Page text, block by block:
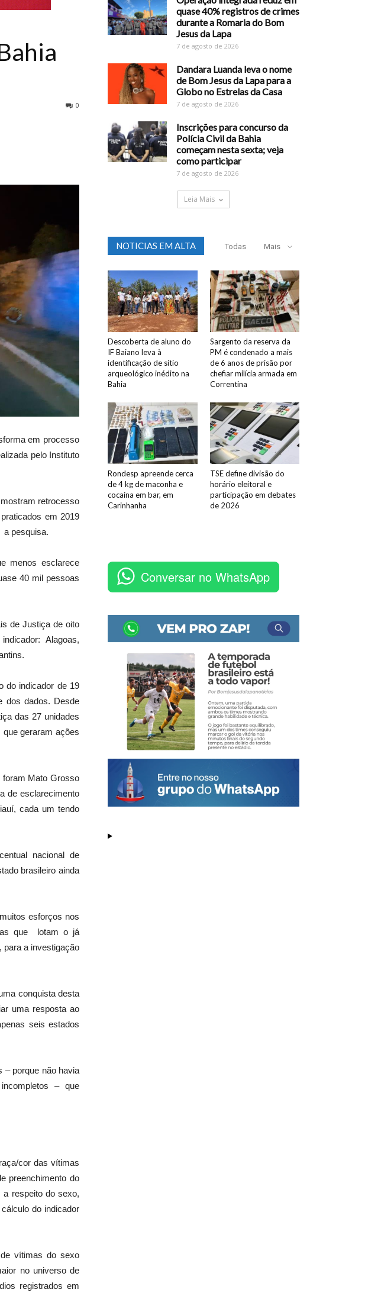
0
em processo
pelo Instituto
retrocesso
em 2019
a pesquisa.
menos esclarece
40 mil pessoas
de Justiça de oito
Alagoas,
do indicador de 19
dos dados. Desde
das 27 unidades
geraram ações
Mato Grosso
de esclarecimento
cada um tendo
nacional de
brasileiro ainda
esforços nos
que lotam o já
para a investigação
conquista desta
uma resposta ao
seis estados
– porque não havia
– que
cor das vítimas
preenchimento do
respeito do sexo,
do indicador
vítimas do sexo
no universo de
registrados em
quase 40% registros de crimes
durante a Romaria do Bom
Jesus da Lapa
7 de agosto de 2026
Dandara Luanda leva o nome
de Bom Jesus da Lapa para a
Globo no Estrelas da Casa
7 de agosto de 2026
Inscrições para concurso da
Polícia Civil da Bahia
começam nesta sexta; veja
como participar
7 de agosto de 2026
Leia Mais
NOTICIAS EM ALTA Todas Mais
Descoberta de aluno do
IF Baiano leva à
identificação de sítio
arqueológico inédito na
Bahia
Sargento da reserva da
PM é condenado a mais
de 6 anos de prisão por
chefiar milícia armada em
Correntina
Rondesp apreende cerca
de 4 kg de maconha e
cocaína em bar, em
Carinhanha
TSE define divisão do
horário eleitoral e
participação em debates
de 2026
Conversar no WhatsApp